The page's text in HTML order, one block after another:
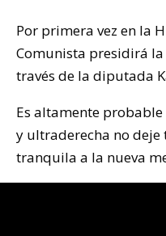
Por primera vez en la
Comunista presidirá
través de la diputada
Es altamente
y ultraderecha no
tranquila a la nueva